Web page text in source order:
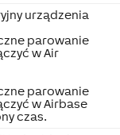
urządzenia
parowanie
w Air
parowanie
w Airbase
czas.